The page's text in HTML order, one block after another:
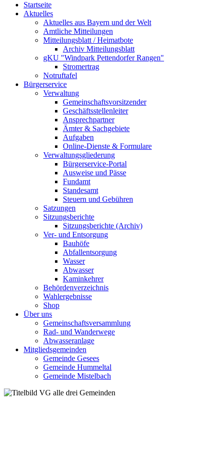
Startseite
Aktuelles
Aktuelles aus Bayern und der Welt
Amtliche Mitteilungen
Mitteilungsblatt / Heimatbote
Archiv Mitteilungsblatt
gKU "Windpark Pettendorfer Rangen"
Stromertrag
Notruftafel
Bürgerservice
Verwaltung
Gemeinschaftsvorsitzender
Geschäftsstellenleiter
Ansprechpartner
Ämter & Sachgebiete
Aufgaben
Online-Dienste & Formulare
Verwaltungsgliederung
Bürgerservice-Portal
Ausweise und Pässe
Fundamt
Standesamt
Steuern und Gebühren
Satzungen
Sitzungsberichte
Sitzungsberichte (Archiv)
Ver- und Entsorgung
Bauhöfe
Abfallentsorgung
Wasser
Abwasser
Kaminkehrer
Behördenverzeichnis
Wahlergebnisse
Shop
Über uns
Gemeinschaftsversammlung
Rad- und Wanderwege
Abwasseranlage
Mitgliedsgemeinden
Gemeinde Gesees
Gemeinde Hummeltal
Gemeinde Mistelbach